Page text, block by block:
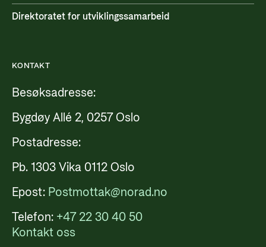
Direktoratet for utviklingssamarbeid
KONTAKT
Besøksadresse:
Bygdøy Allé 2, 0257 Oslo
Postadresse:
Pb. 1303 Vika 0112 Oslo
Epost: Postmottak@norad.no
Telefon: +47 22 30 40 50
Kontakt oss